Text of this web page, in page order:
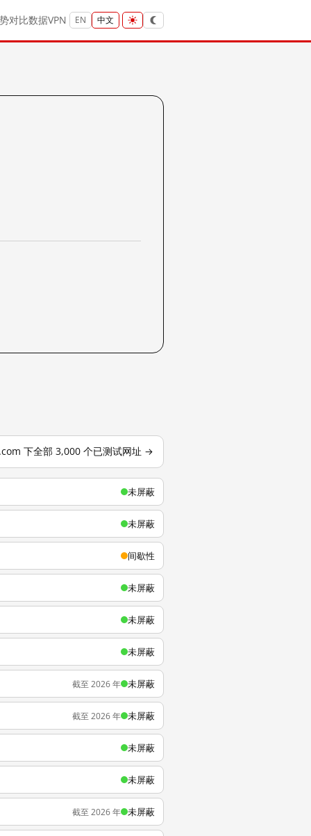
对比数据VPN EN 中文
下全部 3,000 个已测试网址 →
未屏蔽
未屏蔽
间歇性
未屏蔽
未屏蔽
未屏蔽
截至 2026 年 未屏蔽
截至 2026 年 未屏蔽
未屏蔽
未屏蔽
截至 2026 年 未屏蔽